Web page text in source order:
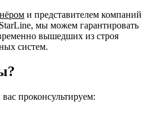
и представителем компаний
мы можем гарантировать
вышедших из строя
систем.
проконсультируем: